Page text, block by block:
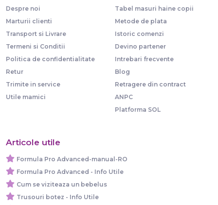
Despre noi
Marturii clienti
Transport si Livrare
Termeni si Conditii
Politica de confidentialitate
Retur
Trimite in service
Utile mamici
Tabel masuri haine copii
Metode de plata
Istoric comenzi
Devino partener
Intrebari frecvente
Blog
Retragere din contract
ANPC
Platforma SOL
Articole utile
Formula Pro Advanced-manual-RO
Formula Pro Advanced - Info Utile
Cum se viziteaza un bebelus
Trusouri botez - Info Utile